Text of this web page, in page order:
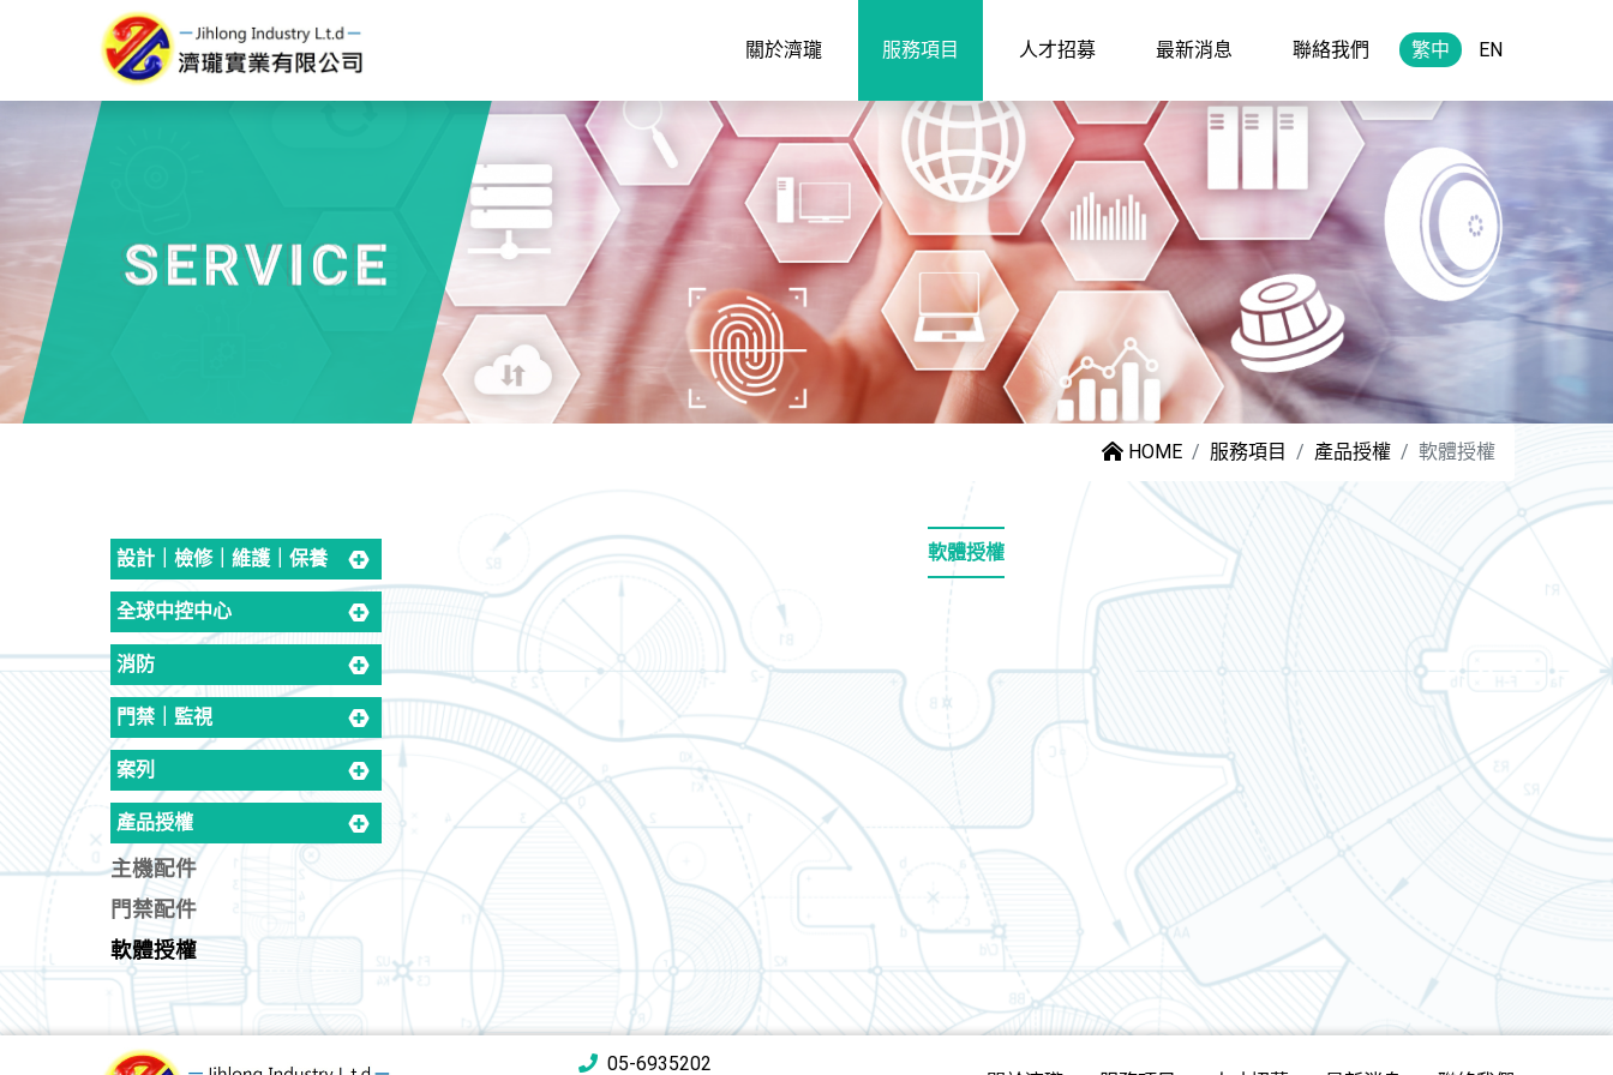
關於濟瓏 服務項目 人才招募 最新消息 聯絡我們 繁中 EN
HOME 服務項目 產品授權 軟體授權
設計｜檢修｜維護｜保養
全球中控中心
消防
門禁｜監視
案列
產品授權
主機配件
門禁配件
軟體授權
軟體授權
05-6935202